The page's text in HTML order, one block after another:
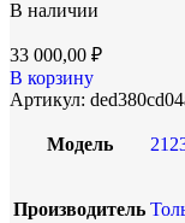
В наличии
33 000,00 ₽
В корзину
Артикул:
Модель
Производитель